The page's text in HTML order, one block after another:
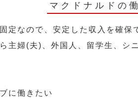
マクドナルドの
定なので、安定した収入を確
主婦(夫)、外国人、留学生、シ
に働きたい